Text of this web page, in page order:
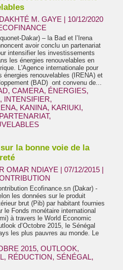
M. GAYE | 10/12/2020
Dakar) – la Bad et l’Irena
avoir conclu un partenariat
intensifier les investissements
les énergies renouvelables en
L'Agence internationale pour
énergies renouvelables (IRENA) et
(BAD) ont convenu de...
, CAMERA, ÉNERGIES,
, INTENSIFIER,
, KANINA, KARIUKI,
PARTENARIAT,
la bonne voie de la
OMAR NDIAYE | 07/12/2015 |
Ecofinance.sn (Dakar) -
les données sur le produit
brut (Pib) par habitant fournies
le Fonds monétaire international
à travers le World Economic
d’Octobre 2015, le Sénégal
les plus pauvres au monde. Le
2015, OUTLOOK,
, RÉDUCTION, SÉNÉGAL,